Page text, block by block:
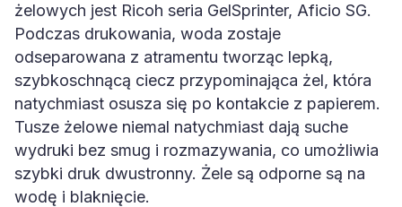
żelowych jest Ricoh seria GelSprinter, Aficio SG.
Podczas drukowania, woda zostaje
odseparowana z atramentu tworząc lepką,
szybkoschnącą ciecz przypominająca żel, która
natychmiast osusza się po kontakcie z papierem.
Tusze żelowe niemal natychmiast dają suche
wydruki bez smug i rozmazywania, co umożliwia
szybki druk dwustronny. Żele są odporne są na
wodę i blaknięcie.